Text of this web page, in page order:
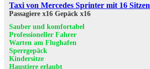
Taxi von Mercedes Sprinter mit 16 Sitzen
Passagiere x16 Gepäck x16
Sauber und komfortabel
Professioneller Fahrer
Warten am Flughafen
Sperrgepäck
Kindersitze
Haustiere erlaubt